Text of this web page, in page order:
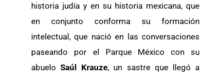
historia judía y en su historia mexicana, que
en conjunto conforma su formación
intelectual, que nació en las conversaciones
paseando por el Parque México con su
abuelo Saúl Krauze, un sastre que llegó a